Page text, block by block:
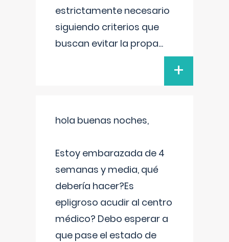
estrictamente necesario
siguiendo criterios que
buscan evitar la propa...
+
hola buenas noches,
Estoy embarazada de 4
semanas y media, qué
debería hacer?Es
epligroso acudir al centro
médico? Debo esperar a
que pase el estado de